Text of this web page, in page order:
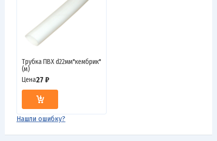
Трубка ПВХ d22мм"кембрик"
(м)
Цена27 ₽
Нашли ошибку?